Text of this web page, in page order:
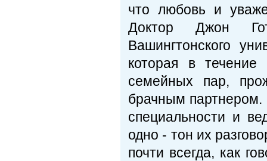
что любовь и
Доктор Джон
Вашингтонского
которая в
семейных пар,
брачным
специальности и
одно - тон их
почти всегда, как